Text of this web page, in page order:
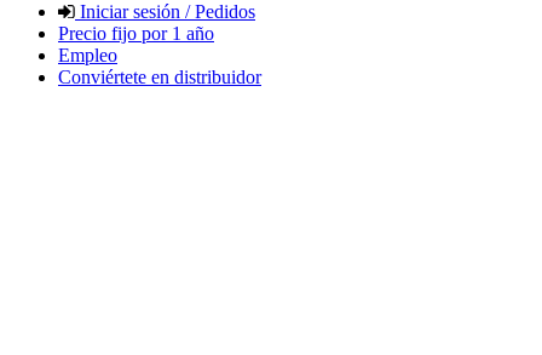
Iniciar sesión / Pedidos
Precio fijo por 1 año
Empleo
Conviértete en distribuidor